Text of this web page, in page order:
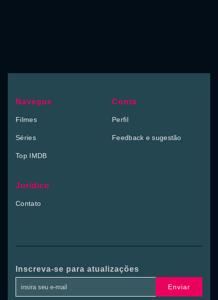
Navegue
Filmes
Séries
Top IMDB
Conta
Perfil
Feedback e sugestão
Jurídico
Contato
Inscreva-se para atualizações
Enviar